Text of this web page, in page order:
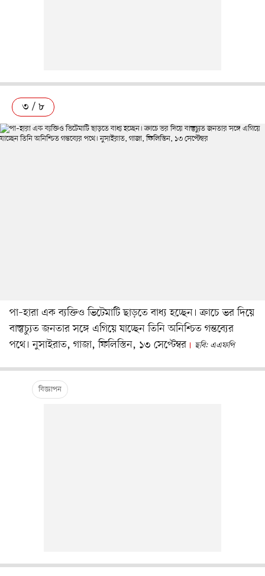
৩ / ৮
পা–হারা এক ব্যক্তিও ভিটেমাটি ছাড়তে বাধ্য হচ্ছেন। ক্রাচে ভর দিয়ে
বাস্তুচ্যুত জনতার সঙ্গে এগিয়ে যাচ্ছেন তিনি অনিশ্চিত গন্তব্যের
পথে। নুসাইরাত, গাজা, ফিলিস্তিন, ১৩ সেপ্টেম্বর
ছবি: এএফপি